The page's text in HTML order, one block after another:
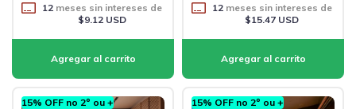
12meses sin intereses de
$9.12 USD
12meses sin intereses de
$15.47 USD
15% OFF no 2º ou + 15% OFF no 2º ou +